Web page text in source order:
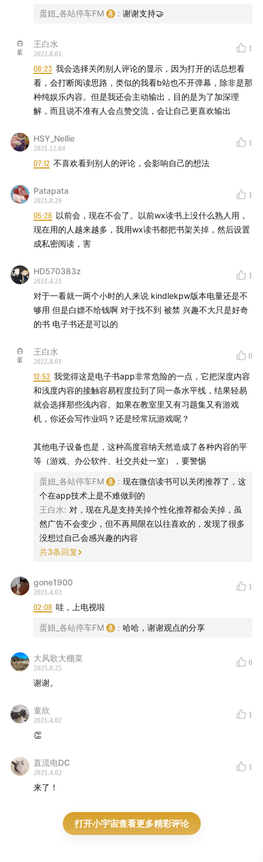
蛋妞_各站停车FM : 谢谢支持🤝
王白水
2022.8.01
1
08:23 我会选择关闭别人评论的显示，因为打开的话总想看
看，会打断阅读思路，类似的我看b站也不开弹幕，除非是那
种纯娱乐内容。但是我还会主动输出，目的是为了加深理
解，而且说不准有人会点赞交流，会让自己更喜欢输出
HSY_Nellie
2021.12.04
1
07:12 不喜欢看到别人的评论，会影响自己的想法
Patapata
2021.8.29
1
05:26 以前会，现在不会了。以前wx读书上没什么熟人用，
现在用的人越来越多，我用wx读书都把书架关掉，然后设置
成私密阅读，害
HD570383z
2021.4.21
1
对于一看就一两个小时的人来说 kindlekpw版本电量还是不
够用 但是白嫖不给钱啊 对于找不到 被禁 兴趣不大只是好奇
的书 电子书还是可以的
王白水
2022.8.01
0
12:52 我觉得这是电子书app非常危险的一点，它把深度内容
和浅度内容的接触容易程度拉到了同一条水平线，结果轻易
就会选择那些浅内容。如果在教室里又有习题集又有游戏
机，你还会写作业吗？还是经常玩游戏呢？
其他电子设备也是，这种高度容纳天然造成了各种内容的平
等（游戏、办公软件、社交共处一室），要警惕
蛋妞_各站停车FM : 现在微信读书可以关闭推荐了，这
个在app技术上是不难做到的
王白水: 对，现在凡是支持关掉个性化推荐都会关掉，虽
然广告不会变少，但不再局限在以往喜欢的，发现了很多
没想过自己会感兴趣的内容
共3条回复
gone1900
2021.4.03
1
02:08 哇，上电视啦
蛋妞_各站停车FM : 哈哈，谢谢观点的分享
大风歌大棚菜
2025.8.25
0
谢谢。
童欣
2021.4.02
1
👏
直流电DC
2021.4.02
1
来了！
打开小宇宙查看更多精彩评论